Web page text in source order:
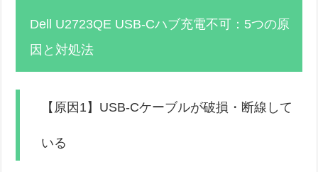
Dell U2723QE USB-Cハブ充電不可：5つの原
因と対処法
【原因1】USB-Cケーブルが破損・断線して
いる